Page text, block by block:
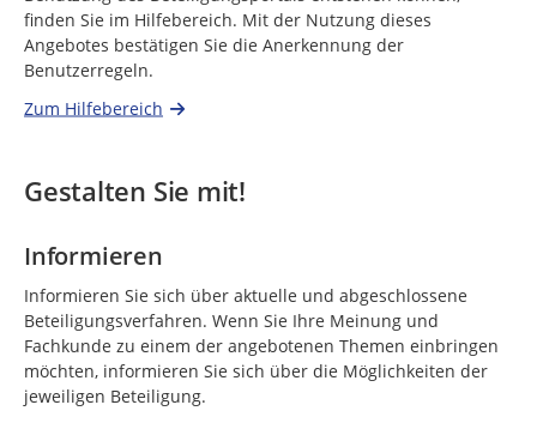
finden Sie im Hilfebereich. Mit der Nutzung dieses
Angebotes bestätigen Sie die Anerkennung der
Benutzerregeln.
Zum Hilfebereich
Gestalten Sie mit!
Informieren
Informieren Sie sich über aktuelle und abgeschlossene
Beteiligungsverfahren. Wenn Sie Ihre Meinung und
Fachkunde zu einem der angebotenen Themen einbringen
möchten, informieren Sie sich über die Möglichkeiten der
jeweiligen Beteiligung.